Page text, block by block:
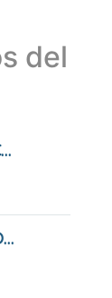
del
ENANDOL 12,5 MG COMPRIMIDOS
ENANDOL 25 MG COMPRIMIDOS